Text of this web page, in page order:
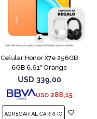
Celular Honor X7e 256GB
6GB 6.61" Orange
USD 339,00
USD 288,15
COMPARAR